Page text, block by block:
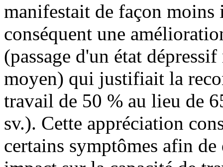
manifestait de façon moins
conséquent une
(passage d'un état
moyen) qui justifiait la
travail de 50 % au lieu de
sv.). Cette appréciation
certains symptômes afin